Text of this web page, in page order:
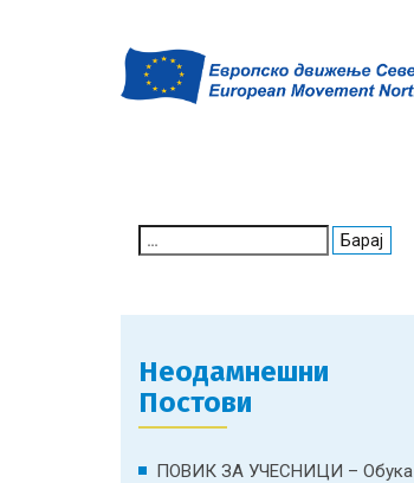
for:
Неодамнешни
Постови
ПОВИК ЗА УЧЕСНИЦИ – Обука